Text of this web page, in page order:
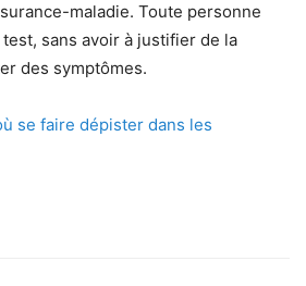
maladie. Toute personne
sans avoir à justifier de la
des symptômes.
se faire dépister dans les